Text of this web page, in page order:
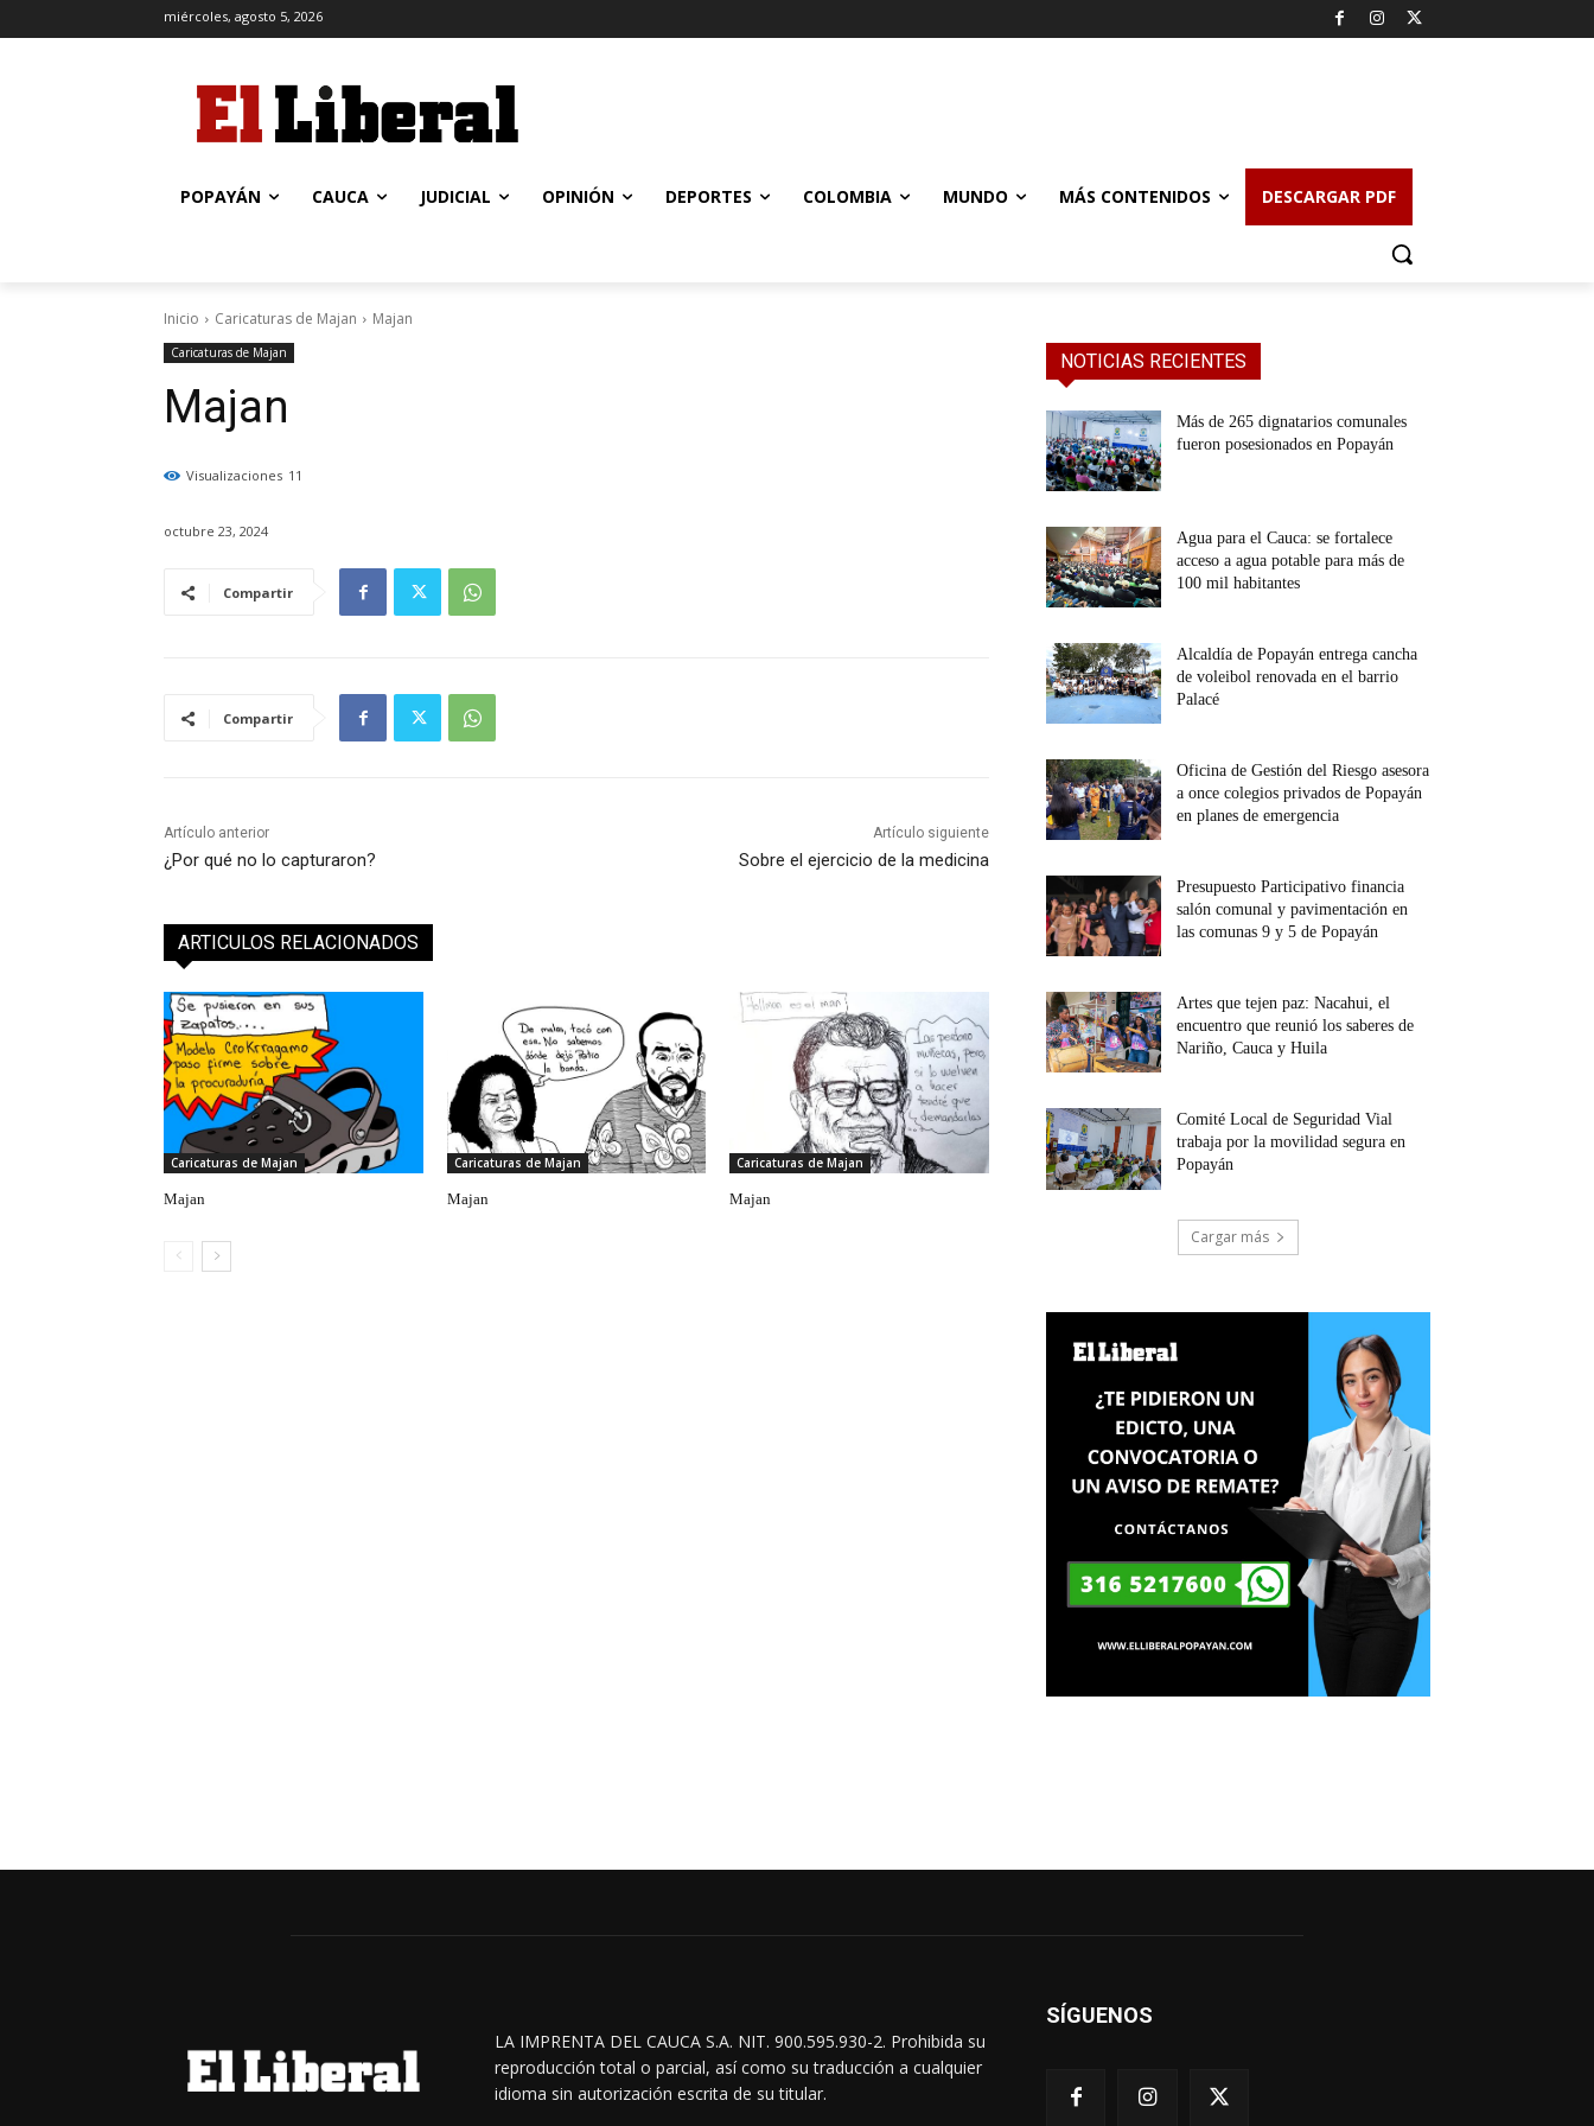
miércoles, agosto 5, 2026
POPAYÁN CAUCA JUDICIAL OPINIÓN DEPORTES COLOMBIA MUNDO MÁS CONTENIDOS DESCARGAR PDF
Inicio Caricaturas de Majan Majan
Caricaturas de Majan
Majan
Visualizaciones 11
octubre 23, 2024
Compartir
Compartir
Artículo anterior
¿Por qué no lo capturaron?
Artículo siguiente
Sobre el ejercicio de la medicina
ARTICULOS RELACIONADOS
Caricaturas de Majan
Majan
Caricaturas de Majan
Majan
Caricaturas de Majan
Majan
NOTICIAS RECIENTES
Más de 265 dignatarios comunales
fueron posesionados en Popayán
Agua para el Cauca: se fortalece
acceso a agua potable para más de
100 mil habitantes
Alcaldía de Popayán entrega cancha
de voleibol renovada en el barrio
Palacé
Oficina de Gestión del Riesgo asesora
a once colegios privados de Popayán
en planes de emergencia
Presupuesto Participativo financia
salón comunal y pavimentación en
las comunas 9 y 5 de Popayán
Artes que tejen paz: Nacahui, el
encuentro que reunió los saberes de
Nariño, Cauca y Huila
Comité Local de Seguridad Vial
trabaja por la movilidad segura en
Popayán
Cargar más
LA IMPRENTA DEL CAUCA S.A. NIT. 900.595.930-2. Prohibida su
reproducción total o parcial, así como su traducción a cualquier
idioma sin autorización escrita de su titular.
SÍGUENOS